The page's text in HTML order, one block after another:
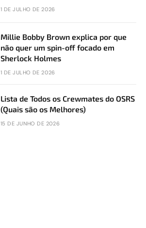
1 DE JULHO DE 2026
Millie Bobby Brown explica por que
não quer um spin-off focado em
Sherlock Holmes
1 DE JULHO DE 2026
Lista de Todos os Crewmates do OSRS
(Quais são os Melhores)
15 DE JUNHO DE 2026